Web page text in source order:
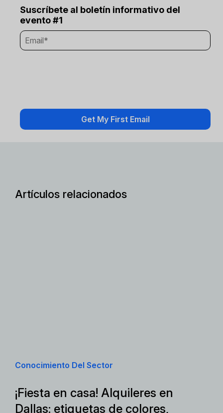
Suscríbete al boletín informativo del
evento #1
Artículos relacionados
Conocimiento Del Sector
¡Fiesta en casa! Alquileres en
Dallas: etiquetas de colores,